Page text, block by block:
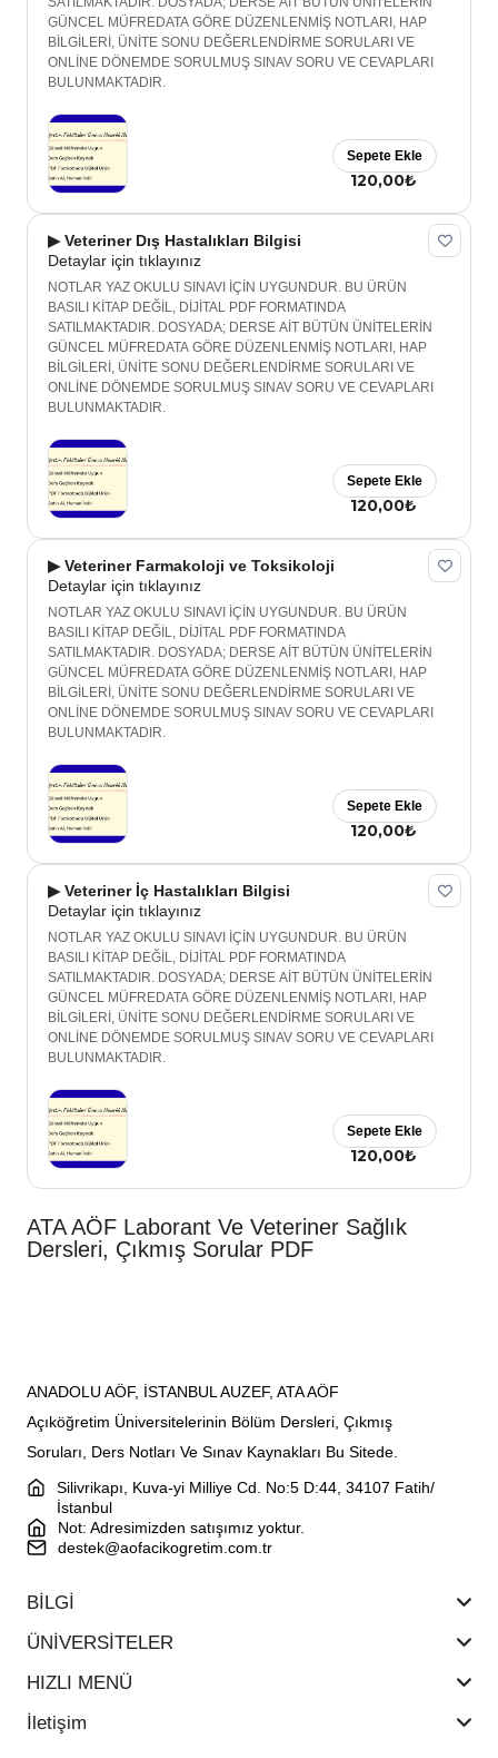
GÜNCEL MÜFREDATA GÖRE DÜZENLENMİŞ NOTLARI, HAP
BİLGİLERİ, ÜNİTE SONU DEĞERLENDİRME SORULARI VE
ONLİNE DÖNEMDE SORULMUŞ SINAV SORU VE CEVAPLARI
BULUNMAKTADIR.
120,00₺
Sepete Ekle
▶ Veteriner Dış Hastalıkları Bilgisi
Detaylar için tıklayınız
NOTLAR YAZ OKULU SINAVI İÇİN UYGUNDUR. BU ÜRÜN
BASILI KİTAP DEĞİL, DİJİTAL PDF FORMATINDA
SATILMAKTADIR. DOSYADA; DERSE AİT BÜTÜN ÜNİTELERİN
GÜNCEL MÜFREDATA GÖRE DÜZENLENMİŞ NOTLARI, HAP
BİLGİLERİ, ÜNİTE SONU DEĞERLENDİRME SORULARI VE
ONLİNE DÖNEMDE SORULMUŞ SINAV SORU VE CEVAPLARI
BULUNMAKTADIR.
120,00₺
Sepete Ekle
▶ Veteriner Farmakoloji ve Toksikoloji
Detaylar için tıklayınız
NOTLAR YAZ OKULU SINAVI İÇİN UYGUNDUR. BU ÜRÜN
BASILI KİTAP DEĞİL, DİJİTAL PDF FORMATINDA
SATILMAKTADIR. DOSYADA; DERSE AİT BÜTÜN ÜNİTELERİN
GÜNCEL MÜFREDATA GÖRE DÜZENLENMİŞ NOTLARI, HAP
BİLGİLERİ, ÜNİTE SONU DEĞERLENDİRME SORULARI VE
ONLİNE DÖNEMDE SORULMUŞ SINAV SORU VE CEVAPLARI
BULUNMAKTADIR.
120,00₺
Sepete Ekle
▶ Veteriner İç Hastalıkları Bilgisi
Detaylar için tıklayınız
NOTLAR YAZ OKULU SINAVI İÇİN UYGUNDUR. BU ÜRÜN
BASILI KİTAP DEĞİL, DİJİTAL PDF FORMATINDA
SATILMAKTADIR. DOSYADA; DERSE AİT BÜTÜN ÜNİTELERİN
GÜNCEL MÜFREDATA GÖRE DÜZENLENMİŞ NOTLARI, HAP
BİLGİLERİ, ÜNİTE SONU DEĞERLENDİRME SORULARI VE
ONLİNE DÖNEMDE SORULMUŞ SINAV SORU VE CEVAPLARI
BULUNMAKTADIR.
120,00₺
Sepete Ekle
ATA AÖF Laborant Ve Veteriner Sağlık
Dersleri, Çıkmış Sorular PDF
ANADOLU AÖF, İSTANBUL AUZEF, ATA AÖF
Açıköğretim Üniversitelerinin Bölüm Dersleri, Çıkmış
Soruları, Ders Notları Ve Sınav Kaynakları Bu Sitede.
Silivrikapı, Kuva-yi Milliye Cd. No:5 D:44, 34107 Fatih/
İstanbul
Not: Adresimizden satışımız yoktur.
destek@aofacikogretim.com.tr
BİLGİ
ÜNİVERSİTELER
HIZLI MENÜ
İletişim